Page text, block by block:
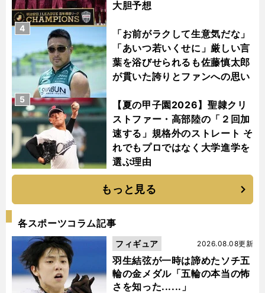
大胆予想
「お前がラクして生意気だな」
「あいつ若いくせに」厳しい言
葉を浴びせられるも佐藤慎太郎
が貫いた誇りとファンへの思い
4
【夏の甲子園2026】聖隷クリ
ストファー・高部陸の「２回加
速する」規格外のストレート そ
れでもプロではなく大学進学を
選ぶ理由
5
もっと見る
各スポーツコラム記事
羽生結弦が一時は諦めたソチ五
輪の金メダル「五輪の本当の怖
さを知った......」
2026.08.08更新
フィギュア